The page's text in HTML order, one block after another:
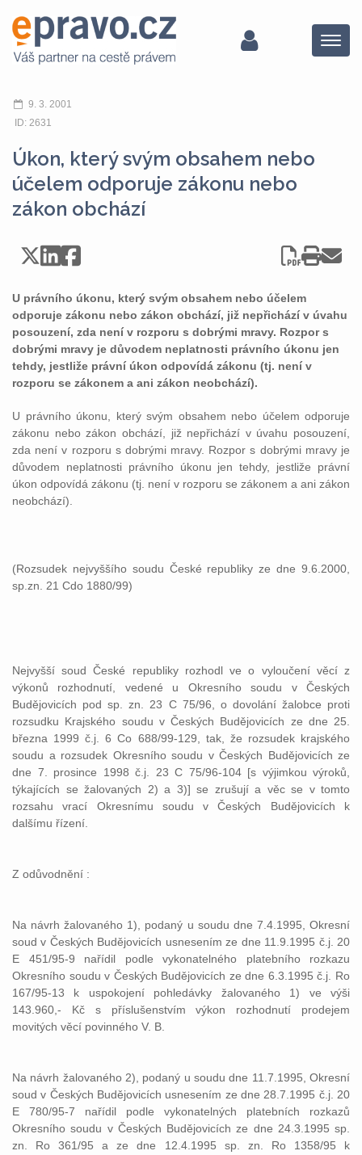
Menu
9. 3. 2001
ID: 2631
Úkon, který svým obsahem nebo
účelem odporuje zákonu nebo
zákon obchází
U právního úkonu, který svým obsahem nebo účelem
odporuje zákonu nebo zákon obchází, již nepřichází v úvahu
posouzení, zda není v rozporu s dobrými mravy. Rozpor s
dobrými mravy je důvodem neplatnosti právního úkonu jen
tehdy, jestliže právní úkon odpovídá zákonu (tj. není v
rozporu se zákonem a ani zákon neobchází).
U právního úkonu, který svým obsahem nebo účelem odporuje
zákonu nebo zákon obchází, již nepřichází v úvahu posouzení,
zda není v rozporu s dobrými mravy. Rozpor s dobrými mravy je
důvodem neplatnosti právního úkonu jen tehdy, jestliže právní
úkon odpovídá zákonu (tj. není v rozporu se zákonem a ani zákon
neobchází).
(Rozsudek nejvyššího soudu České republiky ze dne 9.6.2000,
sp.zn. 21 Cdo 1880/99)
Nejvyšší soud České republiky rozhodl ve o vyloučení věcí z
výkonů rozhodnutí, vedené u Okresního soudu v Českých
Budějovicích pod sp. zn. 23 C 75/96, o dovolání žalobce proti
rozsudku Krajského soudu v Českých Budějovicích ze dne 25.
března 1999 č.j. 6 Co 688/99-129, tak, že rozsudek krajského
soudu a rozsudek Okresního soudu v Českých Budějovicích ze
dne 7. prosince 1998 č.j. 23 C 75/96-104 [s výjimkou výroků,
týkajících se žalovaných 2) a 3)] se zrušují a věc se v tomto
rozsahu vrací Okresnímu soudu v Českých Budějovicích k
dalšímu řízení.
Z odůvodnění :
Na návrh žalovaného 1), podaný u soudu dne 7.4.1995, Okresní
soud v Českých Budějovicích usnesením ze dne 11.9.1995 č.j. 20
E 451/95-9 nařídil podle vykonatelného platebního rozkazu
Okresního soudu v Českých Budějovicích ze dne 6.3.1995 č.j. Ro
167/95-13 k uspokojení pohledávky žalovaného 1) ve výši
143.960,- Kč s příslušenstvím výkon rozhodnutí prodejem
movitých věcí povinného V. B.
Na návrh žalovaného 2), podaný u soudu dne 11.7.1995, Okresní
soud v Českých Budějovicích usnesením ze dne 28.7.1995 č.j. 20
E 780/95-7 nařídil podle vykonatelných platebních rozkazů
Okresního soudu v Českých Budějovicích ze dne 24.3.1995 sp.
zn. Ro 361/95 a ze dne 12.4.1995 sp. zn. Ro 1358/95 k